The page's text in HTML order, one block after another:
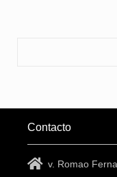
Contacto
v. Romao